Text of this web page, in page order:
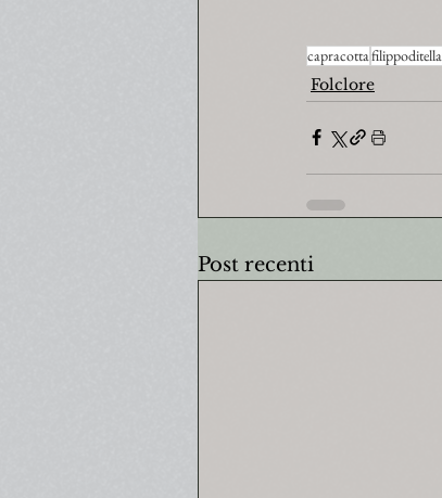
capracottafilippoditella
Folclore
Post recenti